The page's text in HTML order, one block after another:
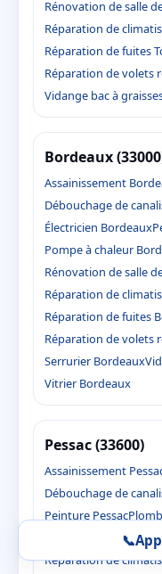
Rénovation de salle
Réparation de
Réparation de fuites
Réparation de volets
Vidange bac à
Bordeaux
Assainissement
Débouchage de
Électricien Bordeaux
Pompe à chaleur
Rénovation de salle
Réparation de
Réparation de fuites
Réparation de volets
Serrurier Bordeaux
Vitrier Bordeaux
Pessac (33600)
Assainissement
Débouchage de
Peinture Pessac
Rénovation de salle
Réparation de
📞